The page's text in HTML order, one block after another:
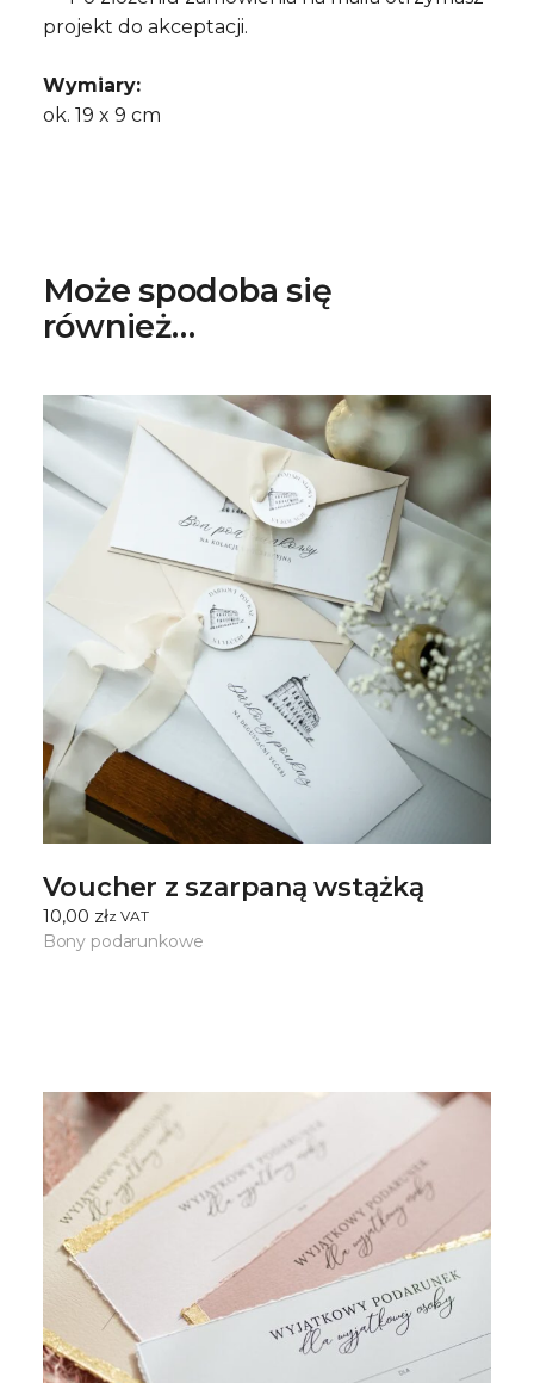
projekt do akceptacji.
Wymiary:
ok. 19 x 9 cm
Może spodoba się
również…
Voucher z szarpaną wstążką
10,00 złㅤz VAT
Bony podarunkowe